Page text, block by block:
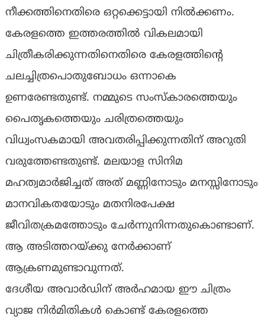
നീക്കത്തിനെതിരെ ഒറ്റക്കെട്ടായി നില്‍ക്കണം.
കേരളത്തെ ഇത്തരത്തില്‍ വികലമായി
ചിത്രീകരിക്കുന്നതിനെതിരെ കേരളത്തിന്റെ
ചലച്ചിത്രപൊതുബോധം ഒന്നാകെ
ഉണരേണ്ടതുണ്ട്. നമ്മുടെ സംസ്‌കാരത്തെയും
പൈതൃകത്തെയും ചരിത്രത്തെയും
വിധ്വംസകമായി അവതരിപ്പിക്കുന്നതിന് അറുതി
വരുത്തേണ്ടതുണ്ട്. മലയാള സിനിമ
മഹത്വമാര്‍ജിച്ചത് അത് മണ്ണിനോടും മനസ്സിനോടും
മാനവികതയോടും മതനിരപേക്ഷ
ജീവിതക്രമത്തോടും ചേര്‍ന്നുനിന്നതുകൊണ്ടാണ്.
ആ അടിത്തറയ്ക്കു നേര്‍ക്കാണ്
ആക്രണമുണ്ടാവുന്നത്.
ദേശീയ അവാര്‍ഡിന് അര്‍ഹമായ ഈ ചിത്രം
വ്യാജ നിര്‍മിതികള്‍ കൊണ്ട് കേരളത്തെ